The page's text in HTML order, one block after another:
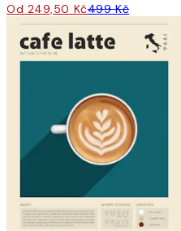
Od 249,50 Kč499 Kč